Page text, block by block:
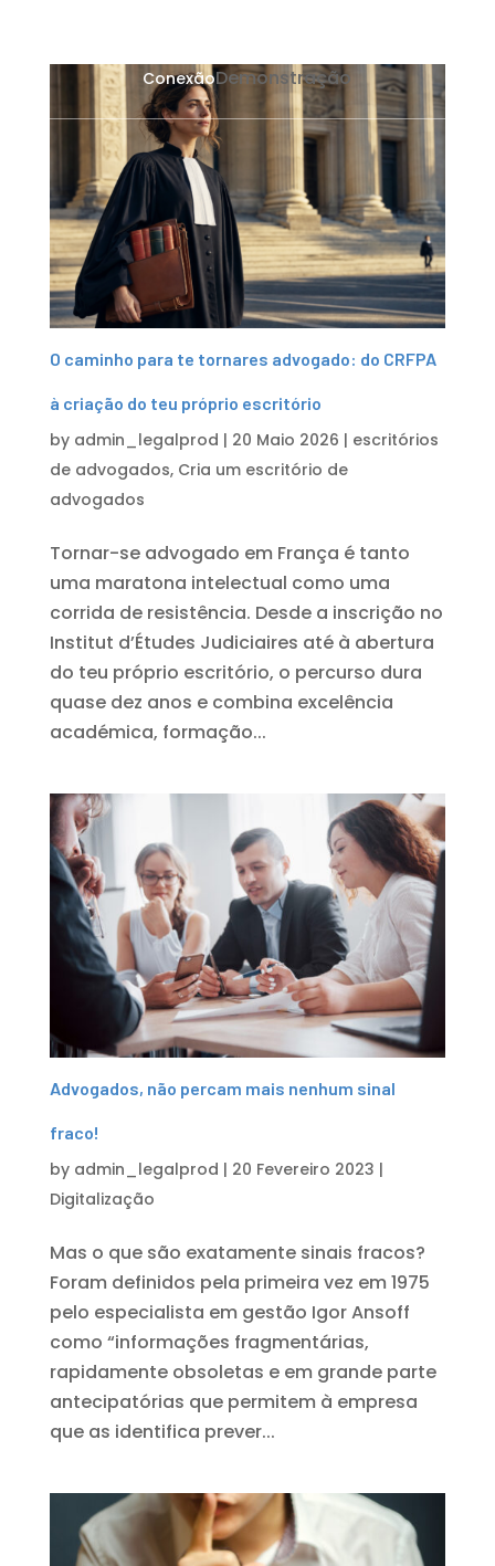
ConexãoDemonstração
O caminho para te tornares advogado: do CRFPA
à criação do teu próprio escritório
by admin_legalprod | 20 Maio 2026 | escritórios
de advogados, Cria um escritório de
advogados
Tornar-se advogado em França é tanto
uma maratona intelectual como uma
corrida de resistência. Desde a inscrição no
Institut d’Études Judiciaires até à abertura
do teu próprio escritório, o percurso dura
quase dez anos e combina excelência
académica, formação...
Advogados, não percam mais nenhum sinal
fraco!
by admin_legalprod | 20 Fevereiro 2023 |
Digitalização
Mas o que são exatamente sinais fracos?
Foram definidos pela primeira vez em 1975
pelo especialista em gestão Igor Ansoff
como “informações fragmentárias,
rapidamente obsoletas e em grande parte
antecipatórias que permitem à empresa
que as identifica prever...